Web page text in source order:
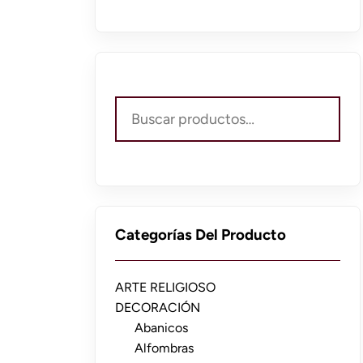
por:
Categorías Del Producto
ARTE RELIGIOSO
DECORACIÓN
Abanicos
Alfombras